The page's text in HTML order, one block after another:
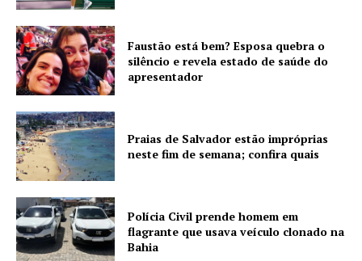
Faustão está bem? Esposa quebra o
silêncio e revela estado de saúde do
apresentador
Praias de Salvador estão impróprias
neste fim de semana; confira quais
Polícia Civil prende homem em
flagrante que usava veículo clonado na
Bahia